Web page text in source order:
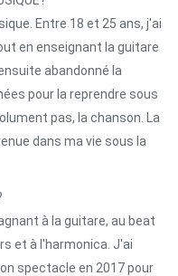
Entre 18 et 25 ans, j'ai
en enseignant la guitare
abandonné la
pour la reprendre sous
pas, la chanson. La
dans ma vie sous la
à la guitare, au beat
et à l'harmonica. J'ai
spectacle en 2017 pour